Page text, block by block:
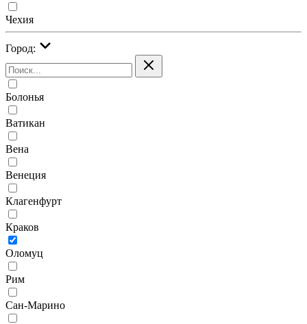
Чехия
Город:
Болонья
Ватикан
Вена
Венеция
Клагенфурт
Краков
Оломуц
Рим
Сан-Марино